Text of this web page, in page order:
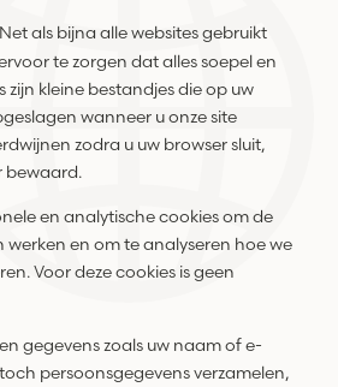
Net als bijna alle websites gebruikt
te zorgen dat alles soepel en
zijn kleine bestandjes die op uw
wanneer u onze site
zodra u uw browser sluit,
bewaard.
en analytische cookies om de
werken en om te analyseren hoe we
Voor deze cookies is geen
gegevens zoals uw naam of e-
persoonsgegevens verzamelen,